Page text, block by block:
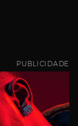
PUBLICIDADE